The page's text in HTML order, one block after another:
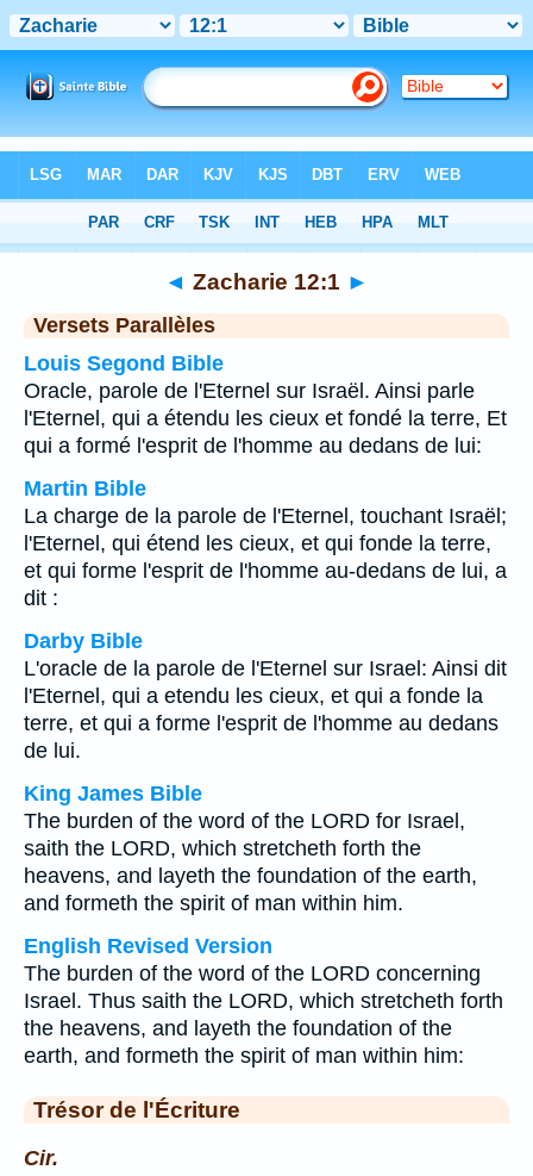
Chapitre 12> Verset 1
◄ Zacharie 12:1 ►
Versets Parallèles
Louis Segond Bible
Oracle, parole de l'Eternel sur Israël. Ainsi parle
l'Eternel, qui a étendu les cieux et fondé la terre, Et
qui a formé l'esprit de l'homme au dedans de lui:
Martin Bible
La charge de la parole de l'Eternel, touchant Israël;
l'Eternel, qui étend les cieux, et qui fonde la terre,
et qui forme l'esprit de l'homme au-dedans de lui, a
dit :
Darby Bible
L'oracle de la parole de l'Eternel sur Israel: Ainsi dit
l'Eternel, qui a etendu les cieux, et qui a fonde la
terre, et qui a forme l'esprit de l'homme au dedans
de lui.
King James Bible
The burden of the word of the LORD for Israel,
saith the LORD, which stretcheth forth the
heavens, and layeth the foundation of the earth,
and formeth the spirit of man within him.
English Revised Version
The burden of the word of the LORD concerning
Israel. Thus saith the LORD, which stretcheth forth
the heavens, and layeth the foundation of the
earth, and formeth the spirit of man within him:
Trésor de l'Écriture
Cir.